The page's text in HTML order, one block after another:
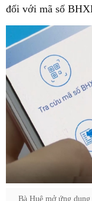
đối với mã số
Bà Huệ mở ứng